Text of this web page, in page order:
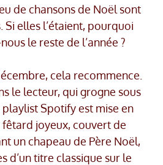
de chansons de Noël sont
elles l’étaient, pourquoi
le reste de l’année ?
cela recommence.
le lecteur, qui grogne sous
playlist Spotify est mise en
joyeux, couvert de
un chapeau de Père Noël,
d’un titre classique sur le